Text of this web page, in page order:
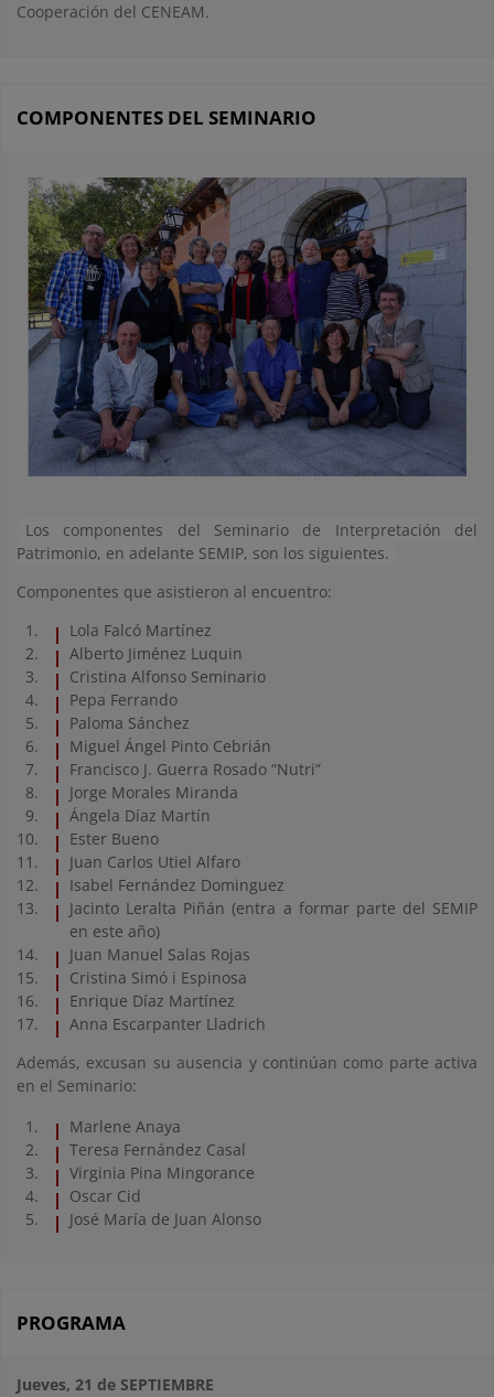
Cooperación del CENEAM.
COMPONENTES DEL SEMINARIO
Los componentes del Seminario de Interpretación del
Patrimonio, en adelante SEMIP, son los siguientes.
Componentes que asistieron al encuentro:
Lola Falcó Martínez
Alberto Jiménez Luquin
Cristina Alfonso Seminario
Pepa Ferrando
Paloma Sánchez
Miguel Ángel Pinto Cebrián
Francisco J. Guerra Rosado “Nutri”
Jorge Morales Miranda
Ángela Díaz Martín
Ester Bueno
Juan Carlos Utiel Alfaro
Isabel Fernández Dominguez
Jacinto Leralta Piñán (entra a formar parte del SEMIP
en este año)
Juan Manuel Salas Rojas
Cristina Simó i Espinosa
Enrique Díaz Martínez
Anna Escarpanter Lladrich
Además, excusan su ausencia y continúan como parte activa
en el Seminario:
Marlene Anaya
Teresa Fernández Casal
Virginia Pina Mingorance
Oscar Cid
José María de Juan Alonso
PROGRAMA
Jueves, 21 de SEPTIEMBRE